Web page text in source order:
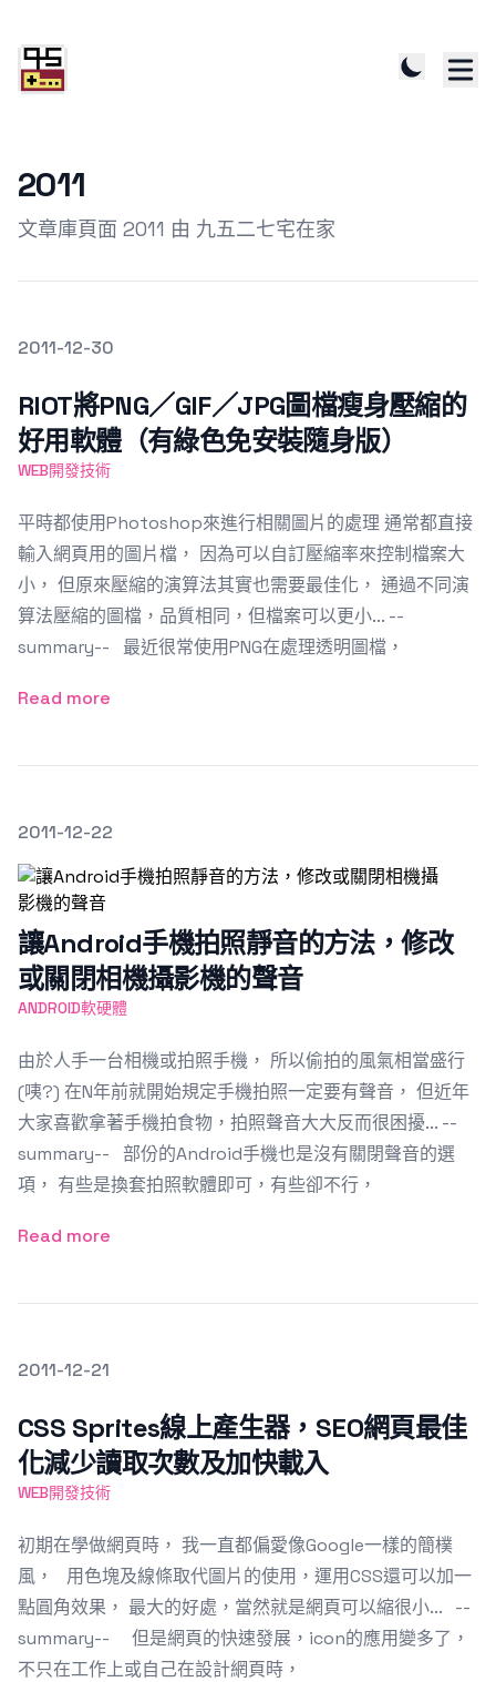
2011
文章庫頁面 2011 由 九五二七宅在家
發文於
2011-12-30
RIOT將PNG／GIF／JPG圖檔瘦身壓縮的
好用軟體（有綠色免安裝隨身版）
WEB開發技術
平時都使用Photoshop來進行相關圖片的處理 通常都直接
輸入網頁用的圖片檔， 因為可以自訂壓縮率來控制檔案大
小， 但原來壓縮的演算法其實也需要最佳化， 通過不同演
算法壓縮的圖檔，品質相同，但檔案可以更小... --
summary-- 最近很常使用PNG在處理透明圖檔，
Read more
發文於
2011-12-22
讓Android手機拍照靜音的方法，修改
或關閉相機攝影機的聲音
ANDROID軟硬體
由於人手一台相機或拍照手機， 所以偷拍的風氣相當盛行
(咦?) 在N年前就開始規定手機拍照一定要有聲音， 但近年
大家喜歡拿著手機拍食物，拍照聲音大大反而很困擾... --
summary-- 部份的Android手機也是沒有關閉聲音的選
項， 有些是換套拍照軟體即可，有些卻不行，
Read more
發文於
2011-12-21
CSS Sprites線上產生器，SEO網頁最佳
化減少讀取次數及加快載入
WEB開發技術
初期在學做網頁時， 我一直都偏愛像Google一樣的簡樸
風， 用色塊及線條取代圖片的使用，運用CSS還可以加一
點圓角效果， 最大的好處，當然就是網頁可以縮很小... --
summary-- 但是網頁的快速發展，icon的應用變多了，
不只在工作上或自己在設計網頁時，